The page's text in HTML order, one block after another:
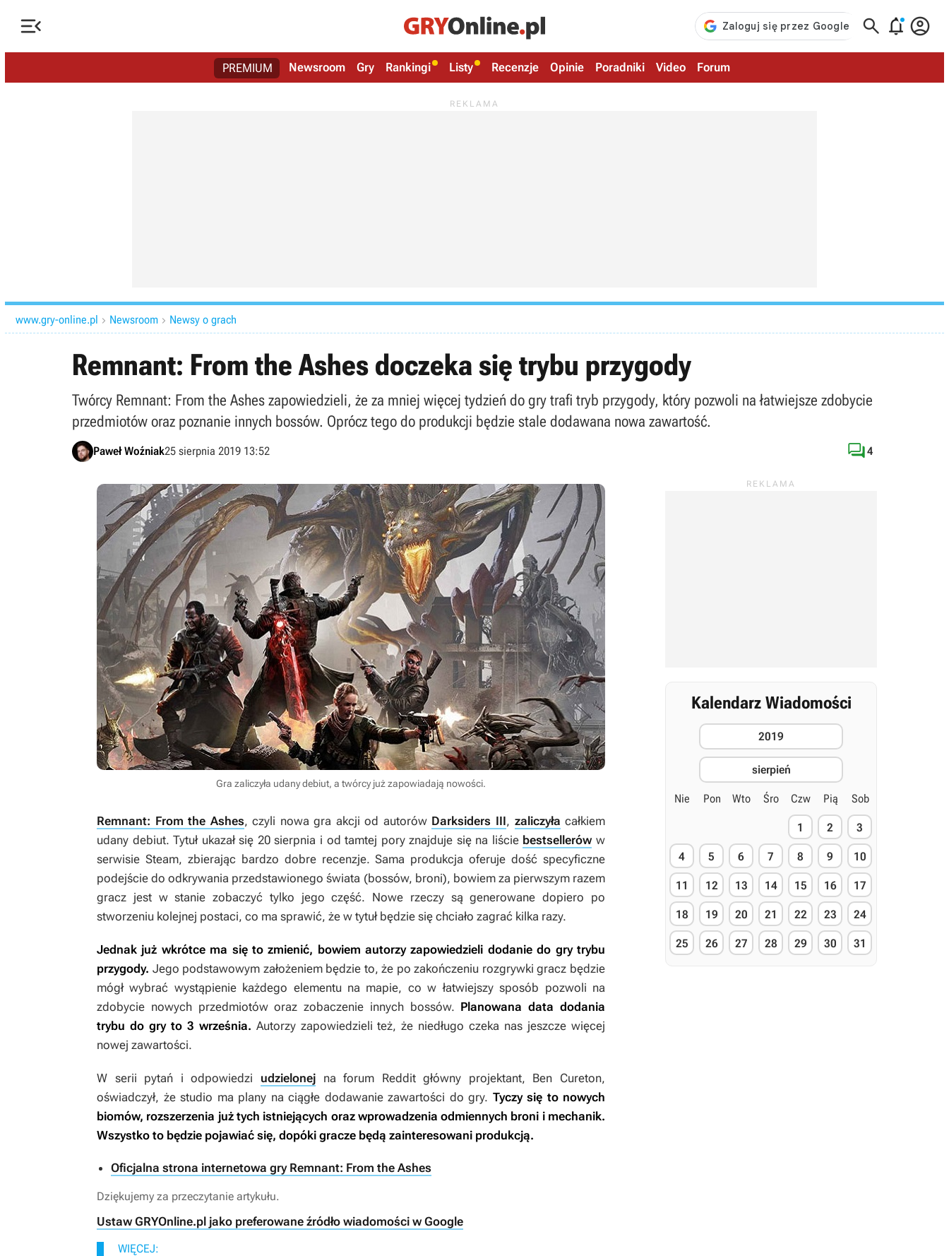
   
PREMIUM Newsroom Gry Rankingi Listy Recenzje Opinie Poradniki Video Forum
www.gry-online.pl  Newsroom  Newsy o grach
Remnant: From the Ashes doczeka się trybu przygody
Twórcy Remnant: From the Ashes zapowiedzieli, że za mniej więcej tydzień do gry trafi tryb przygody, który pozwoli na łatwiejsze zdobycie
przedmiotów oraz poznanie innych bossów. Oprócz tego do produkcji będzie stale dodawana nowa zawartość.
Paweł Woźniak25 sierpnia 2019 13:52 4
Gra zaliczyła udany debiut, a twórcy już zapowiadają nowości.
Remnant: From the Ashes, czyli nowa gra akcji od autorów Darksiders III, zaliczyła całkiem
udany debiut. Tytuł ukazał się 20 sierpnia i od tamtej pory znajduje się na liście bestselleróww
serwisie Steam, zbierając bardzo dobre recenzje. Sama produkcja oferuje dość specyficzne
podejście do odkrywania przedstawionego świata (bossów, broni), bowiem za pierwszym razem
gracz jest w stanie zobaczyć tylko jego część. Nowe rzeczy są generowane dopiero po
stworzeniu kolejnej postaci, co ma sprawić, że w tytuł będzie się chciało zagrać kilka razy.
Jednak już wkrótce ma się to zmienić, bowiem autorzy zapowiedzieli dodanie do gry trybu
przygody. Jego podstawowym założeniem będzie to, że po zakończeniu rozgrywki gracz będzie
mógł wybrać wystąpienie każdego elementu na mapie, co w łatwiejszy sposób pozwoli na
zdobycie nowych przedmiotów oraz zobaczenie innych bossów. Planowana data dodania
trybu do gry to 3 września. Autorzy zapowiedzieli też, że niedługo czeka nas jeszcze więcej
nowej zawartości.
W serii pytań i odpowiedzi udzielonejna forum Reddit główny projektant, Ben Cureton,
oświadczył, że studio ma plany na ciągłe dodawanie zawartości do gry. Tyczy się to nowych
biomów, rozszerzenia już tych istniejących oraz wprowadzenia odmiennych broni i mechanik.
Wszystko to będzie pojawiać się, dopóki gracze będą zainteresowani produkcją.
Oficjalna strona internetowa gry Remnant: From the Ashes
Dziękujemy za przeczytanie artykułu.
Ustaw GRYOnline.pl jako preferowane źródło wiadomości w Google
WIĘCEJ:
Kalendarz Wiadomości
2019
sierpień
Nie Pon Wto Śro Czw Pią Sob
1 2 3
4 5 6 7 8 9 10
11 12 13 14 15 16 17
18 19 20 21 22 23 24
25 26 27 28 29 30 31